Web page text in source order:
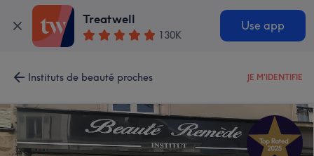
Treatwell
130K
Use app
Instituts de beauté proches JE M'IDENTIFIE